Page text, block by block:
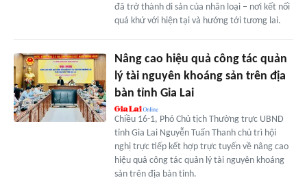
đã trở thành di sản của nhân loại – nơi kết nối
quá khứ với hiện tại và hướng tới tương lai.
Nâng cao hiệu quả công tác quản
lý tài nguyên khoáng sản trên địa
bàn tỉnh Gia Lai
Chiều 16-1, Phó Chủ tịch Thường trực UBND
tỉnh Gia Lai Nguyễn Tuấn Thanh chủ trì hội
nghị trực tiếp kết hợp trực tuyến về nâng cao
hiệu quả công tác quản lý tài nguyên khoáng
sản trên địa bàn tỉnh.